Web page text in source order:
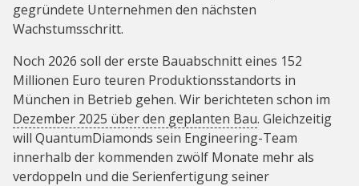
gegründete Unternehmen den nächsten
Wachstumsschritt.
Noch 2026 soll der erste Bauabschnitt eines 152
Millionen Euro teuren Produktionsstandorts in
München in Betrieb gehen. Wir berichteten schon im
Dezember 2025 über den geplanten Bau. Gleichzeitig
will QuantumDiamonds sein Engineering-Team
innerhalb der kommenden zwölf Monate mehr als
verdoppeln und die Serienfertigung seiner